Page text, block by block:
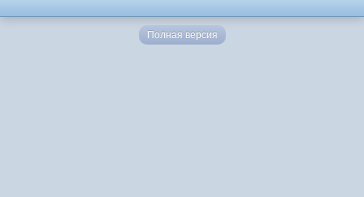
Полная версия